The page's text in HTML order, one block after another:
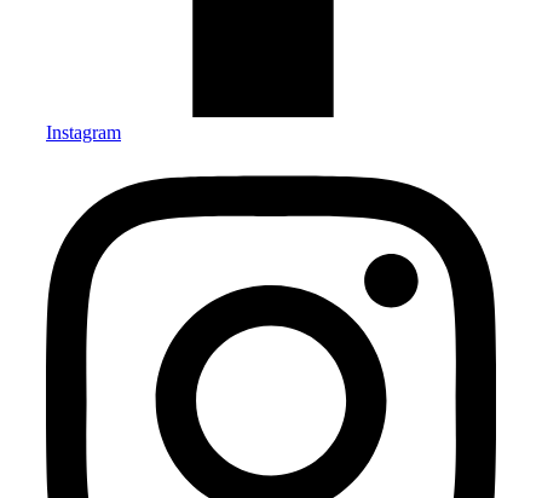
Instagram